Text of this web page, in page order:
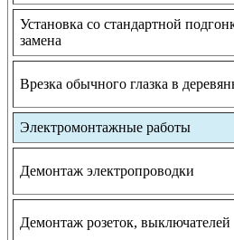
Установка со стандартной
замена
Врезка обычного глазка в
Электромонтажные работы
Демонтаж электропроводки
Демонтаж розеток, выключателей